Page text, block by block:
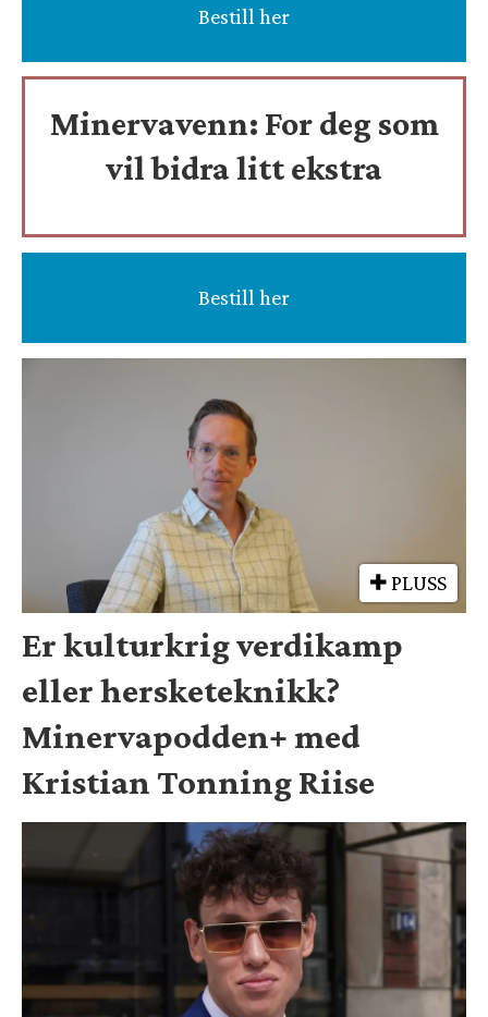
Bestill her
Minervavenn: For deg som
vil bidra litt ekstra
Bestill her
PLUSS
Er kulturkrig verdikamp
eller hersketeknikk?
Minervapodden+ med
Kristian Tonning Riise